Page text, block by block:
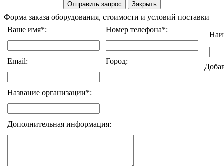
Форма заказа оборудования, стоимости и условий поставки
Ваше имя*:
Номер телефона*:
Email: Город:
Название организации*:
Дополнительная информация: